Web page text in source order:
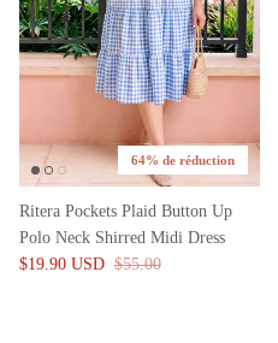
64% de réduction
Ritera Pockets Plaid Button Up
Polo Neck Shirred Midi Dress
$19.90 USD $55.00